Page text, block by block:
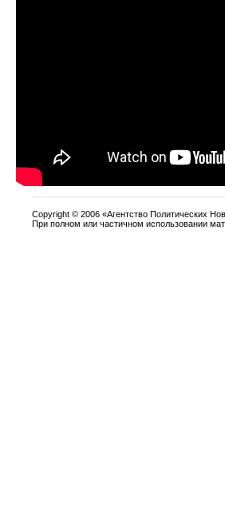
Copyright © 2006 «Агентство Политических
При полном или частичном использовании